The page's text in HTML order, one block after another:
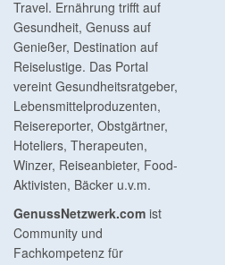
Travel. Ernährung trifft auf
Gesundheit, Genuss auf
Genießer, Destination auf
Reiselustige. Das Portal
vereint Gesundheitsratgeber,
Lebensmittelproduzenten,
Reisereporter, Obstgärtner,
Hoteliers, Therapeuten,
Winzer, Reiseanbieter, Food-
Aktivisten, Bäcker u.v.m.
GenussNetzwerk.com ist
Community und
Fachkompetenz für